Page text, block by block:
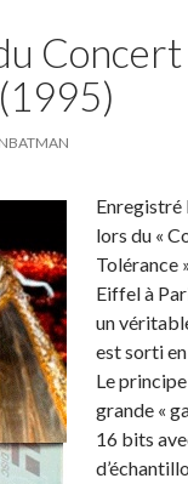
Enregistré
lors du «
Tolérance
Eiffel à
un
est sorti
Le
grande «
16 bits